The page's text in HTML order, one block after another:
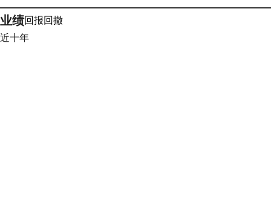
业绩回报回撤
近十年